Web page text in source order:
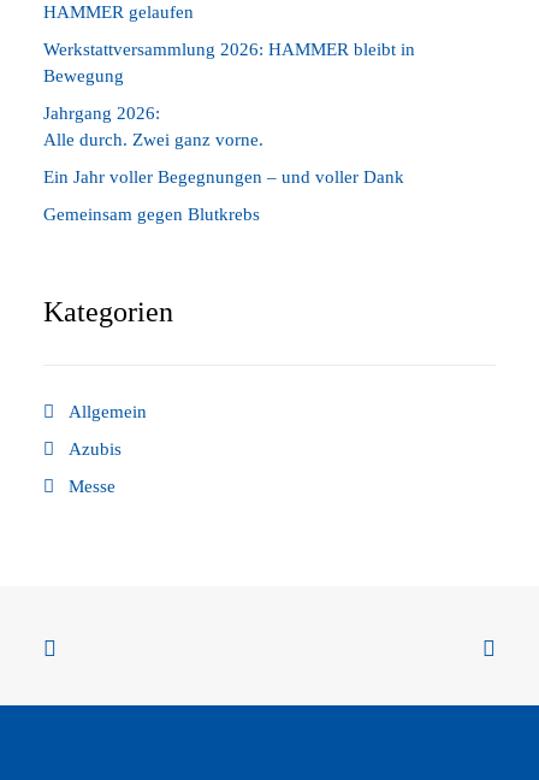
HAMMER gelaufen
Werkstattversammlung 2026: HAMMER bleibt in
Bewegung
Jahrgang 2026:
Alle durch. Zwei ganz vorne.
Ein Jahr voller Begegnungen – und voller Dank
Gemeinsam gegen Blutkrebs
Kategorien
Allgemein
Azubis
Messe